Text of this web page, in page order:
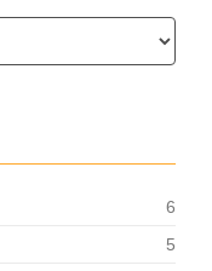
6
5